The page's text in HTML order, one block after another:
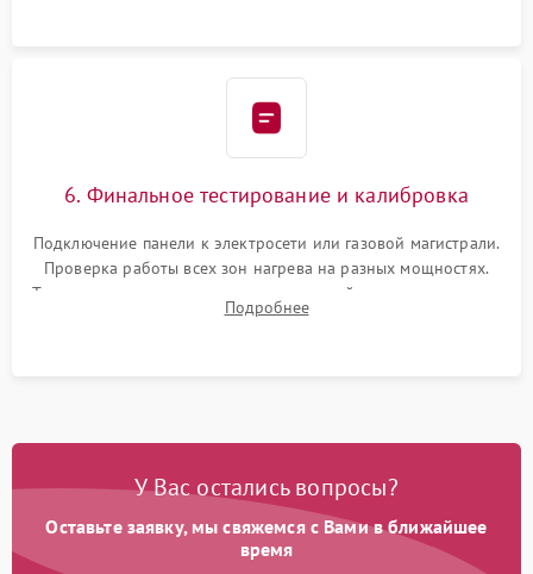
6. Финальное тестирование и калибровка
Подключение панели к электросети или газовой магистрали.
Проверка работы всех зон нагрева на разных мощностях.
Тестирование сенсорного управления, таймера, индикаторов
остаточного тепла и систем защиты от перегрева.
Подробнее
У Вас остались вопросы?
Оставьте заявку, мы свяжемся с Вами в ближайшее
время